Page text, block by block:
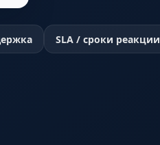
SLA / сроки реакции